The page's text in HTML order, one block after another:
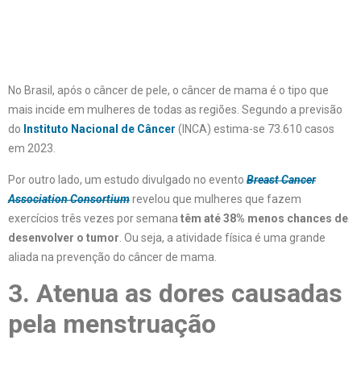
No Brasil, após o câncer de pele, o câncer de mama é o tipo que
mais incide em mulheres de todas as regiões. Segundo a previsão
do Instituto Nacional de Câncer (INCA) estima-se 73.610 casos
em 2023.
Por outro lado, um estudo divulgado no evento Breast Cancer
Association Consortiumrevelou que mulheres que fazem
exercícios três vezes por semana têm até 38% menos chances de
desenvolver o tumor . Ou seja, a atividade física é uma grande
aliada na prevenção do câncer de mama.
3. Atenua as dores causadas
pela menstruação